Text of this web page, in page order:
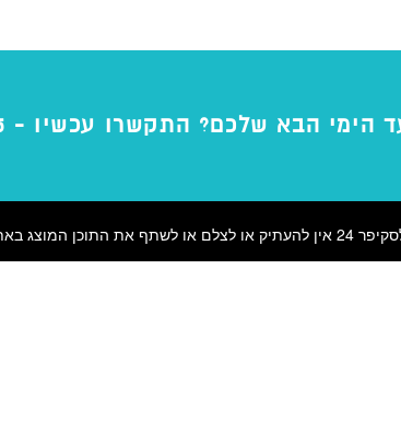
הימי הבא שלכם? התקשרו עכשיו -
המוצג באתר -